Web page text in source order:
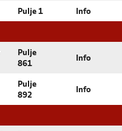
Pulje 1 Info
Pulje
861
Info
Pulje
892
Info